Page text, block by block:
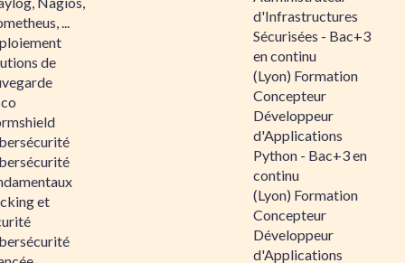
...
de
et
d'Infrastructures
Sécurisées - Bac+3
en continu
(Lyon) Formation
Concepteur
Développeur
d'Applications
Python - Bac+3 en
continu
(Lyon) Formation
Concepteur
Développeur
d'Applications